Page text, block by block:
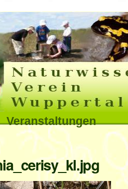
Veranstaltungen